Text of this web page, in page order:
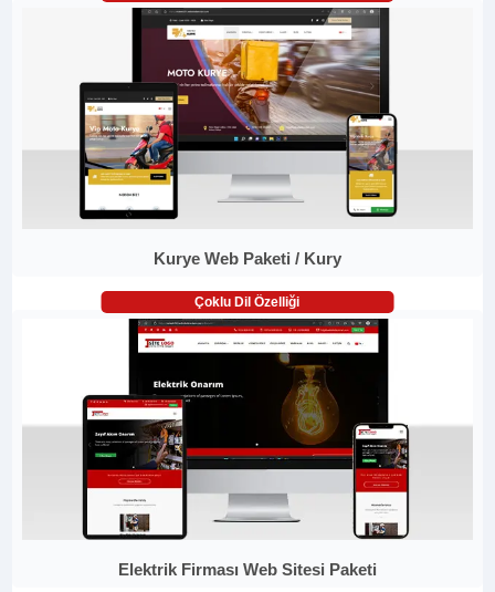
Kurye Web Paketi / Kury
Çoklu Dil Özelliği
Elektrik Firması Web Sitesi Paketi